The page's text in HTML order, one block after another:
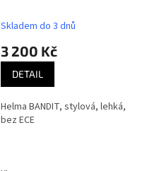
Skladem do 3 dnů
3 200 Kč
DETAIL
Helma BANDIT, stylová, lehká,
bez ECE